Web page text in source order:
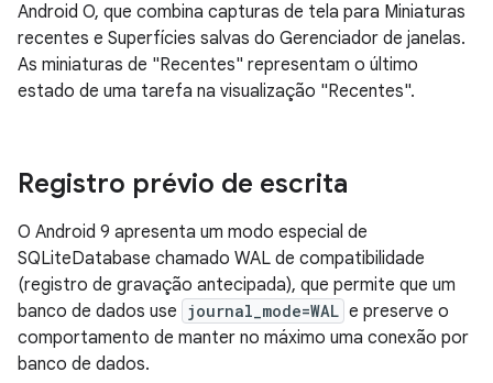
Android O, que combina capturas de tela para Miniaturas
recentes e Superfícies salvas do Gerenciador de janelas.
As miniaturas de "Recentes" representam o último
estado de uma tarefa na visualização "Recentes".
Registro prévio de escrita
O Android 9 apresenta um modo especial de
SQLiteDatabase chamado WAL de compatibilidade
(registro de gravação antecipada), que permite que um
banco de dados use journal_mode=WAL e preserve o
comportamento de manter no máximo uma conexão por
banco de dados.